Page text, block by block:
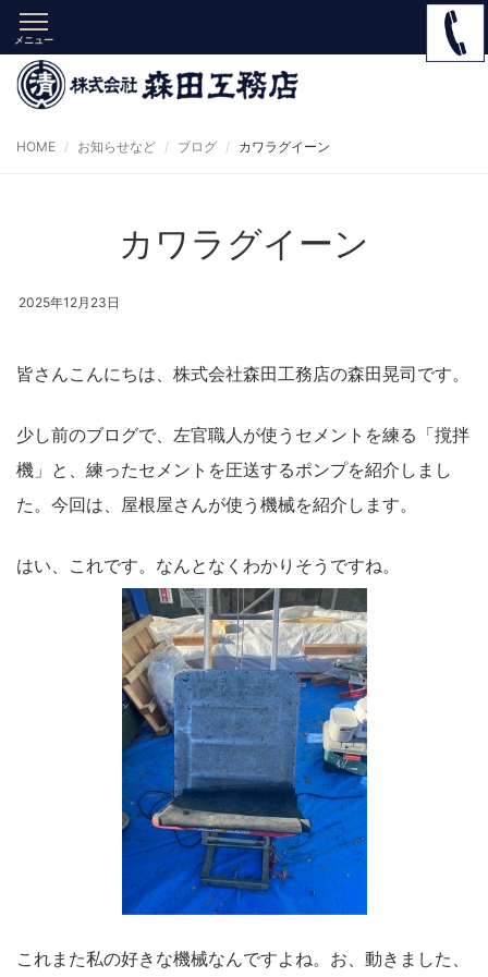
メニュー
HOME お知らせなど ブログ カワラグイーン
カワラグイーン
2025年12月23日
皆さんこんにちは、株式会社森田工務店の森田晃司です。
少し前のブログで、左官職人が使うセメントを練る「撹拌
機」と、練ったセメントを圧送するポンプを紹介しまし
た。今回は、屋根屋さんが使う機械を紹介します。
はい、これです。なんとなくわかりそうですね。
これまた私の好きな機械なんですよね。お、動きました、